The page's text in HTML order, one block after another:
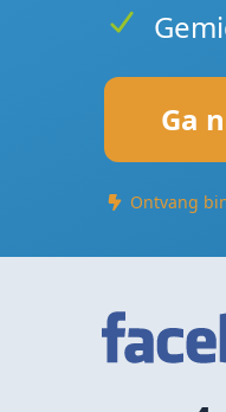
Ga
Ontvang